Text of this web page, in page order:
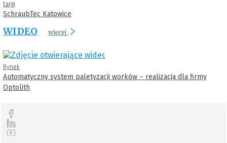
targi
SchraubTec Katowice
WIDEO więcej
Rynek
Automatyczny system paletyzacji worków – realizacja dla firmy
Optolith